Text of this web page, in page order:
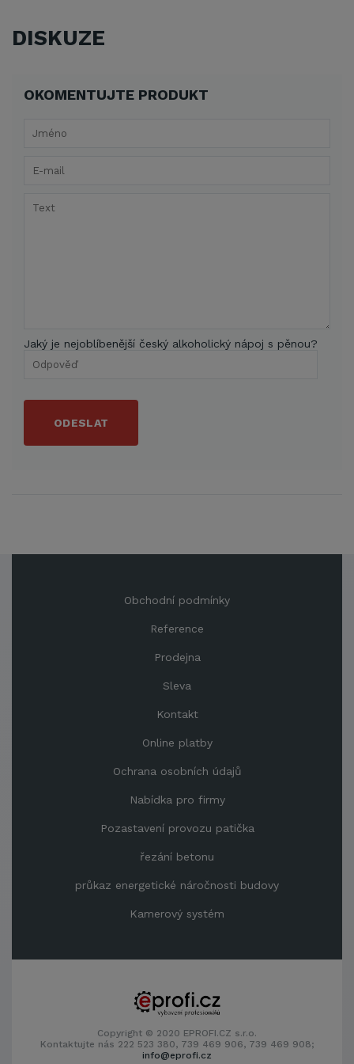
DISKUZE
OKOMENTUJTE PRODUKT
Jaký je nejoblíbenější český alkoholický nápoj s pěnou?
ODESLAT
Obchodní podmínky
Reference
Prodejna
Sleva
Kontakt
Online platby
Ochrana osobních údajů
Nabídka pro firmy
Pozastavení provozu patička
řezání betonu
průkaz energetické náročnosti budovy
Kamerový systém
Copyright © 2020 EPROFI.CZ s.r.o.
Kontaktujte nás 222 523 380, 739 469 906, 739 469 908;
info@eprofi.cz